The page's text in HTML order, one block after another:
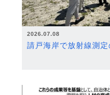
2026.07.08
請戸海岸で放射線測定